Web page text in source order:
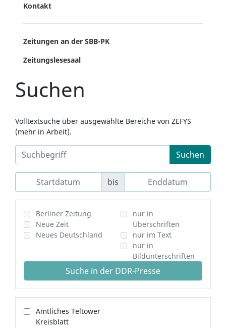
Kontakt
Zeitungen an der SBB-PK
Zeitungslesesaal
Suchen
Volltextsuche über ausgewählte Bereiche von ZEFYS
(mehr in Arbeit).
Suchen
bis
Berliner Zeitung
Neue Zeit
Neues Deutschland
nur in
Überschriften
nur im Text
nur in
Bildunterschriften
Suche in der DDR-Presse
Amtliches Teltower
Kreisblatt